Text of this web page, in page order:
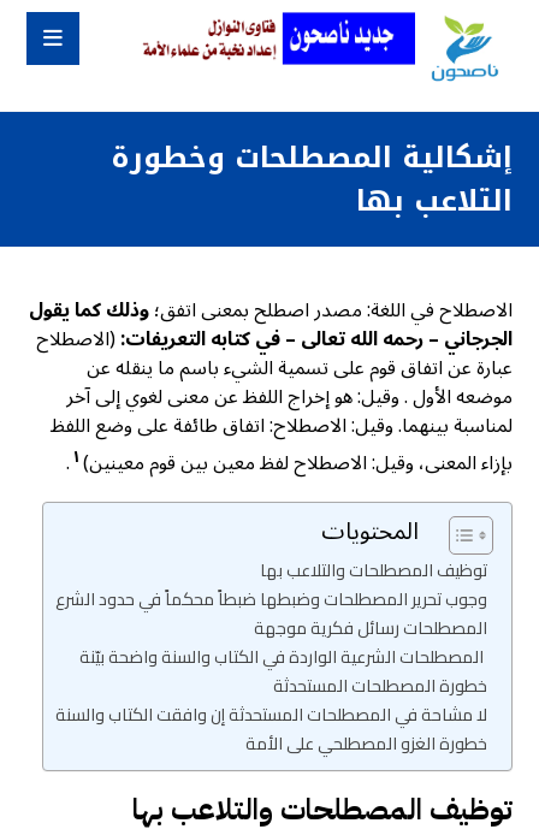
إشكالية المصطلحات وخطورة
التلاعب بها
الاصطلاح في اللغة: مصدر اصطلح بمعنى اتفق؛وذلك كما يقول
الجرجاني – رحمه الله تعالى – في كتابه التعريفات:(الاصطلاح
عبارة عن اتفاق قوم على تسمية الشيء باسم ما ينقله عن
موضعه الأول . وقيل: هو إخراج اللفظ عن معنی لغوي إلى آخر
لمناسبة بينهما. وقيل: الاصطلاح: اتفاق طائفة على وضع اللفظ
بإزاء المعنى، وقيل: الاصطلاح لفظ معین بین قوم معينين)١.
المحتويات
توظيف المصطلحات والتلاعب بها
وجوب تحرير المصطلحات وضبطها ضبطاً محكماً في حدود الشرع
المصطلحات رسائل فكرية موجهة
المصطلحات الشرعية الواردة في الكتاب والسنة واضحة بيّنة
خطورة المصطلحات المستحدثة
لا مشاحة في المصطلحات المستحدثة إن وافقت الكتاب والسنة
خطورة الغزو المصطلحي على الأمة
توظيف المصطلحات والتلاعب بها